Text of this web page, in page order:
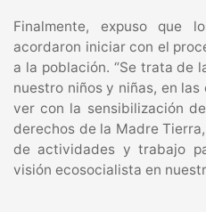
Finalmente, expuso que
acordaron iniciar con el
a la población. “Se trata de
nuestro niños y niñas, en
ver con la sensibilización
derechos de la Madre
de actividades y trabajo
visión ecosocialista en